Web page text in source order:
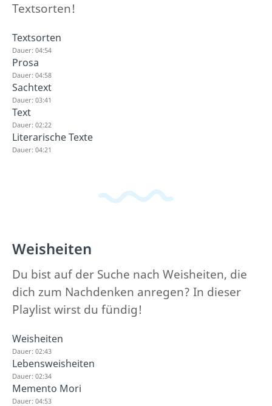
Textsorten!
Textsorten
Dauer: 04:54
Prosa
Dauer: 04:58
Sachtext
Dauer: 03:41
Text
Dauer: 02:22
Literarische Texte
Dauer: 04:21
Weisheiten
Du bist auf der Suche nach Weisheiten, die
dich zum Nachdenken anregen? In dieser
Playlist wirst du fündig!
Weisheiten
Dauer: 02:43
Lebensweisheiten
Dauer: 02:34
Memento Mori
Dauer: 04:53